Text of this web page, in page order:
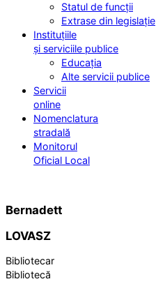
Statul de funcții
Extrase din legislație
Instituțiile
și serviciile publice
Educația
Alte servicii publice
Servicii
online
Nomenclatura
stradală
Monitorul
Oficial Local
Bernadett
LOVASZ
Bibliotecar
Bibliotecă